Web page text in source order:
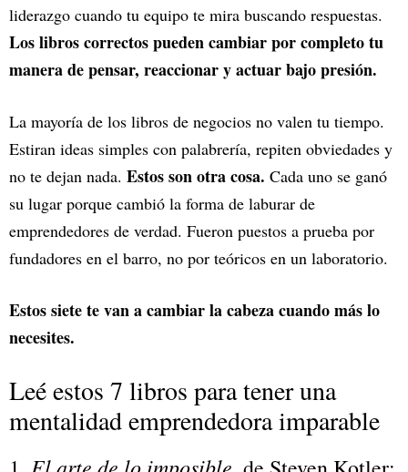
liderazgo cuando tu equipo te mira buscando respuestas.
Los libros correctos pueden cambiar por completo tu
manera de pensar, reaccionar y actuar bajo presión.
La mayoría de los libros de negocios no valen tu tiempo.
Estiran ideas simples con palabrería, repiten obviedades y
no te dejan nada. Estos son otra cosa. Cada uno se ganó
su lugar porque cambió la forma de laburar de
emprendedores de verdad. Fueron puestos a prueba por
fundadores en el barro, no por teóricos en un laboratorio.
Estos siete te van a cambiar la cabeza cuando más lo
necesites.
Leé estos 7 libros para tener una
mentalidad emprendedora imparable